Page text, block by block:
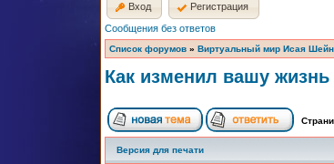
Вход Регистрация
Сообщения без ответов
Список форумов » Виртуальный мир Исая
Как изменил вашу жизнь
Версия для печати